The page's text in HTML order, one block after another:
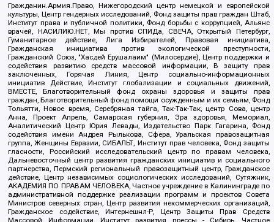
Гражданин.Армия.Право, Нижегородский центр немецкой и европейской
культуры, Центр гендерных исследований, Фонд защиты прав граждан Штаб,
Институт права и публичной политики, Фонд борьбы с коррупцией, Альянс
врачей, НАСИЛИЮ.НЕТ, Мы против СПИДа, СВЕЧА, Открытый Петербург,
Гуманитарное действие, Лига Избирателей, Правовая инициатива,
Гражданская инициатива против экологической преступности,
Гражданский Союз, "Хасдей Ерушалаим" (Милосердие), Центр поддержки и
содействия развитию средств массовой информации, В защиту прав
заключенных, Горячая Линия, Центр социально-информационных
инициатив Действие, Институт глобализации и социальных движений,
ВМЕСТЕ, Благотворительный фонд охраны здоровья и защиты прав
граждан, Благотворительный фонд помощи осужденным и их семьям, Фонд
Тольятти, Новое время, Серебряная тайга, Так-Так-Так, центр Сова, центр
Анна, Проект Апрель, Самарская губерния, Эра здоровья, Мемориал,
Аналитический Центр Юрия Левады, Издательство Парк Гагарина, Фонд
содействия имени Андрея Рылькова, Сфера, Уральская правозащитная
группа, Женщины Евразии, СИБАЛЬТ, Институт прав человека, Фонд защиты
гласности, Российский исследовательский центр по правам человека,
Дальневосточный центр развития гражданских инициатив и социального
партнерства, Пермский региональный правозащитный центр, Гражданское
действие, Центр независимых социологических исследований, Сутяжник,
АКАДЕМИЯ ПО ПРАВАМ ЧЕЛОВЕКА, Частное учреждение в Калининграде по
административной поддержке реализации программ и проектов Совета
Министров северных стран, Центр развития некоммерческих организаций,
Гражданское содействие, Интернешнл-Р, Центр Защиты Прав Средств
Массовой Информации, Институт развития прессы - Сибирь, Частное